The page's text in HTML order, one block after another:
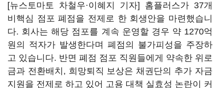
[뉴스토마토 차철우·이혜지 기자] 홈플러스가 37개
비핵심 점포 폐점을 전제로 한 회생안을 마련했습니
다. 회사는 해당 점포를 계속 운영할 경우 약 1270억
원의 적자가 발생한다며 폐점의 불가피성을 주장하
고 있습니다. 반면 폐점 점포 직원들에게 약속한 위로
금과 전환배치, 희망퇴직 보상은 채권단의 추가 자금
지원을 전제로 하고 있어 고용 대책 실효성 논란이 커